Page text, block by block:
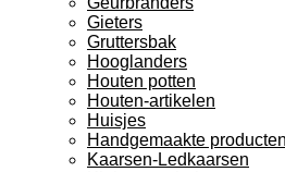
Gieters
Gruttersbak
Hooglanders
Houten potten
Houten-artikelen
Huisjes
Handgemaakte producten
Kaarsen-Ledkaarsen